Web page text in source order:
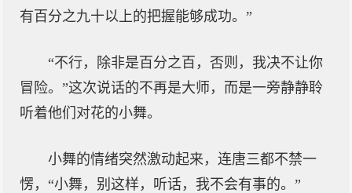
有百分之九十以上的把握能够成功。”
“不行，除非是百分之百，否则，我决不让你
冒险。”这次说话的不再是大师，而是一旁静静聆
听着他们对花的小舞。
小舞的情绪突然激动起来，连唐三都不禁一
愣，“小舞，别这样，听话，我不会有事的。”